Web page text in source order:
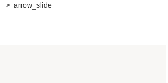
arrow_slide